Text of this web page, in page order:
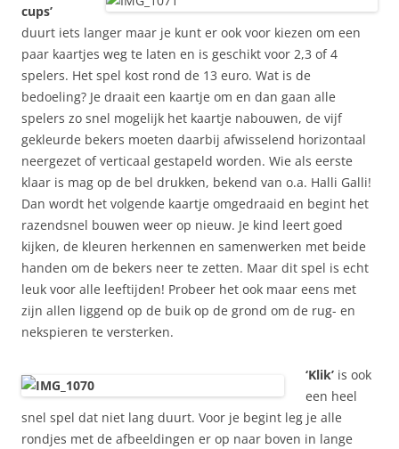
cups’
duurt iets langer maar je kunt er ook voor kiezen om een
paar kaartjes weg te laten en is geschikt voor 2,3 of 4
spelers. Het spel kost rond de 13 euro. Wat is de
bedoeling? Je draait een kaartje om en dan gaan alle
spelers zo snel mogelijk het kaartje nabouwen, de vijf
gekleurde bekers moeten daarbij afwisselend horizontaal
neergezet of verticaal gestapeld worden. Wie als eerste
klaar is mag op de bel drukken, bekend van o.a. Halli Galli!
Dan wordt het volgende kaartje omgedraaid en begint het
razendsnel bouwen weer op nieuw. Je kind leert goed
kijken, de kleuren herkennen en samenwerken met beide
handen om de bekers neer te zetten. Maar dit spel is echt
leuk voor alle leeftijden! Probeer het ook maar eens met
zijn allen liggend op de buik op de grond om de rug- en
nekspieren te versterken.
‘Klik’ is ook
een heel
snel spel dat niet lang duurt. Voor je begint leg je alle
rondjes met de afbeeldingen er op naar boven in lange